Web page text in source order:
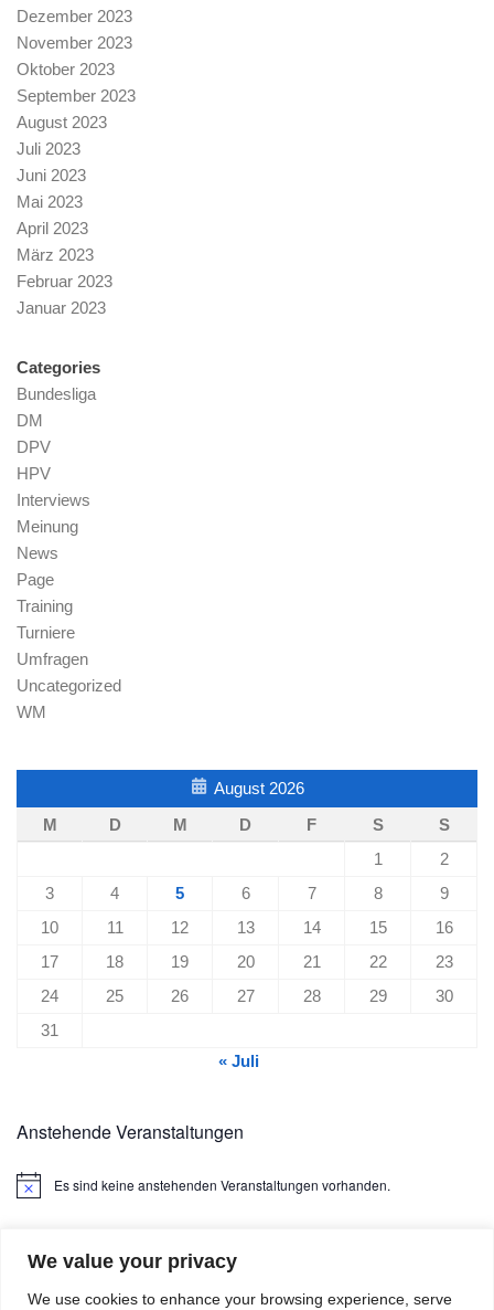
We value your privacy
We use cookies to enhance your browsing experience, serve
Dezember 2023
November 2023
Oktober 2023
September 2023
August 2023
Juli 2023
Juni 2023
Mai 2023
April 2023
März 2023
Februar 2023
Januar 2023
Categories
Bundesliga
DM
DPV
HPV
Interviews
Meinung
News
Page
Training
Turniere
Umfragen
Uncategorized
WM
August 2026
M
D M D F S
S
1
2
3
4 5 6 7 8
9
10
11 12 13 14 15
16
17
18 19 20 21 22
23
24
25 26 27 28 29
30
31
« Juli
Anstehende Veranstaltungen
HinweisEs sind keine anstehenden Veranstaltungen vorhanden.